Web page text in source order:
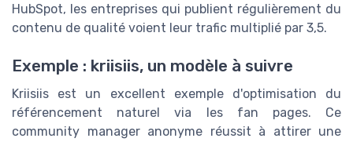
HubSpot, les entreprises qui publient régulièrement du
contenu de qualité voient leur trafic multiplié par 3,5.
Exemple : kriisiis, un modèle à suivre
Kriisiis est un excellent exemple d'optimisation du
référencement naturel via les fan pages. Ce
community manager anonyme réussit à attirer une